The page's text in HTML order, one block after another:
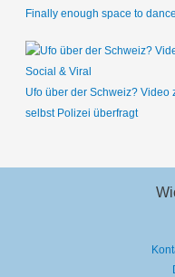
Finally enough space to dance
Social & Viral
Ufo über der Schweiz? Video
selbst Polizei überfragt